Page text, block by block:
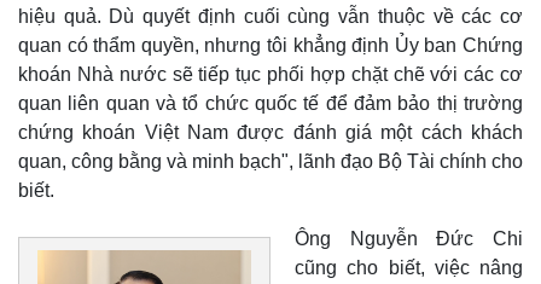
Thế giới
Quan sát
Cuộc sống đó đây
Multimedia
Video
E-Magazine
Infographic
hiệu quả. Dù quyết định cuối cùng vẫn thuộc về các cơ
quan có thẩm quyền, nhưng tôi khẳng định Ủy ban Chứng
khoán Nhà nước sẽ tiếp tục phối hợp chặt chẽ với các cơ
quan liên quan và tổ chức quốc tế để đảm bảo thị trường
chứng khoán Việt Nam được đánh giá một cách khách
quan, công bằng và minh bạch", lãnh đạo Bộ Tài chính cho
biết.
Ông Nguyễn Đức Chi
cũng cho biết, việc nâng